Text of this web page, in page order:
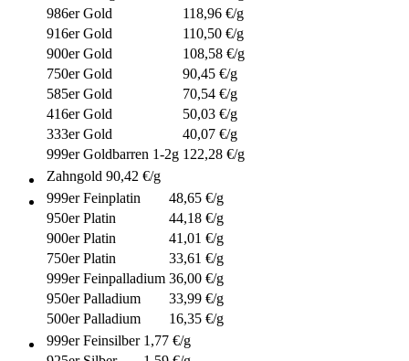
986er Gold
118,96 €/g
916er Gold
110,50 €/g
900er Gold
108,58 €/g
750er Gold
90,45 €/g
585er Gold
70,54 €/g
416er Gold
50,03 €/g
333er Gold
40,07 €/g
999er Goldbarren 1-2g 122,28 €/g
Zahngold 90,42 €/g
999er Feinplatin
48,65 €/g
950er Platin
44,18 €/g
900er Platin
41,01 €/g
750er Platin
33,61 €/g
999er Feinpalladium 36,00 €/g
950er Palladium
33,99 €/g
500er Palladium
16,35 €/g
999er Feinsilber 1,77 €/g